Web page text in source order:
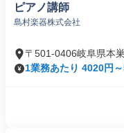
ピアノ講師
島村楽器株式会社
〒501-0406岐阜県本
1業務あたり 4020円